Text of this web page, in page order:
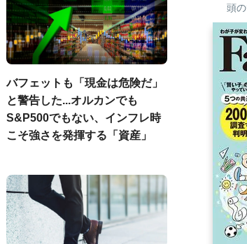
バフェットも「現金は危険だ」
と警告した...オルカンでも
S&P500でもない、インフレ時
こそ強さを発揮する「資産」
頭